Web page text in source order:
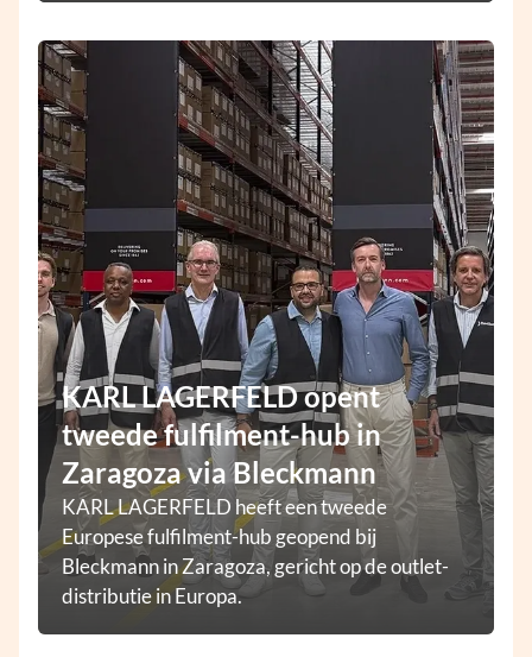
KARL LAGERFELD opent
tweede fulfilment-hub in
Zaragoza via Bleckmann
KARL LAGERFELD heeft een tweede
Europese fulfilment-hub geopend bij
Bleckmann in Zaragoza, gericht op de outlet-
distributie in Europa.